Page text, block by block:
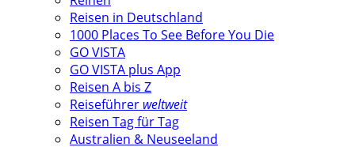
Reisen in Deutschland
1000 Places To See Before You Die
GO VISTA
GO VISTA plus App
Reisen A bis Z
Reiseführer weltweit
Reisen Tag für Tag
Australien & Neuseeland